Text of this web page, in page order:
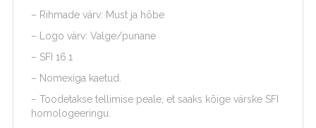
– Rihmade värv: Must ja hõbe
– Logo värv: Valge/punane
– SFI 16.1
– Nomexiga kaetud.
– Toodetakse tellimise peale, et saaks kõige värske SFI
homologeeringu.